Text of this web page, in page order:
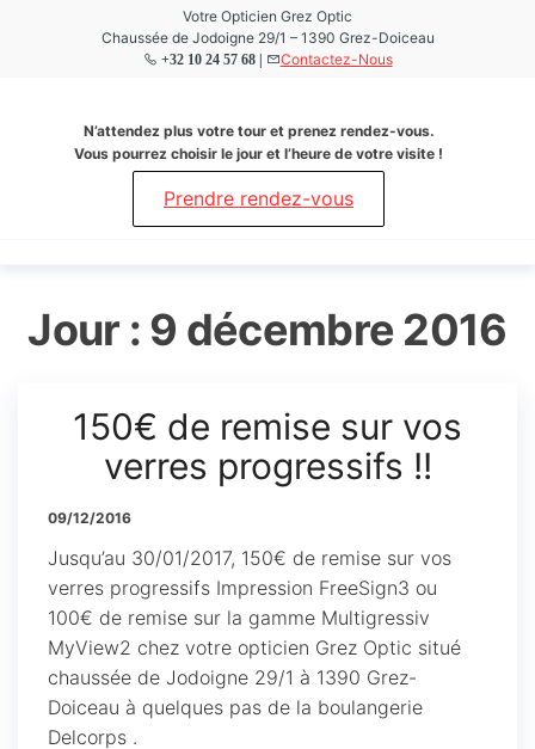
Votre Opticien Grez Optic
Chaussée de Jodoigne 29/1 – 1390 Grez-Doiceau
+32 10 24 57 68 | Contactez-Nous
Grez
Optic
à Grez-
N’attendez plus votre tour et prenez rendez-vous.
Vous pourrez choisir le jour et l’heure de votre visite !
Prendre rendez-vous
Jour : 9 décembre 2016
150€ de remise sur vos
verres progressifs !!
09/12/2016
Jusqu’au 30/01/2017, 150€ de remise sur vos
verres progressifs Impression FreeSign3 ou
100€ de remise sur la gamme Multigressiv
MyView2 chez votre opticien Grez Optic situé
chaussée de Jodoigne 29/1 à 1390 Grez-
Doiceau à quelques pas de la boulangerie
Delcorps .